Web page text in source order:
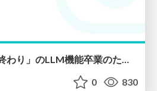
「見せ球」「作って終わり」のLLM機能卒業のために
0 830